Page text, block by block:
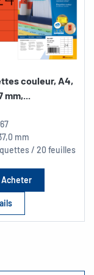
couleur, A4,
mm
/ 20 feuilles
Acheter